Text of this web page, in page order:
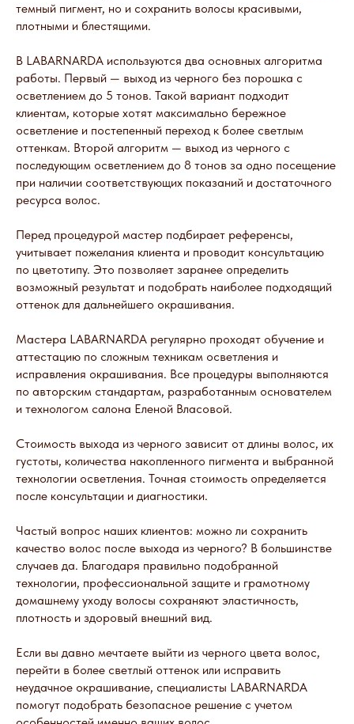
темный пигмент, но и сохранить волосы красивыми,
плотными и блестящими.
В LABARNARDA используются два основных алгоритма
работы. Первый — выход из черного без порошка с
осветлением до 5 тонов. Такой вариант подходит
клиентам, которые хотят максимально бережное
осветление и постепенный переход к более светлым
оттенкам. Второй алгоритм — выход из черного с
последующим осветлением до 8 тонов за одно посещение
при наличии соответствующих показаний и достаточного
ресурса волос.
Перед процедурой мастер подбирает референсы,
учитывает пожелания клиента и проводит консультацию
по цветотипу. Это позволяет заранее определить
возможный результат и подобрать наиболее подходящий
оттенок для дальнейшего окрашивания.
Мастера LABARNARDA регулярно проходят обучение и
аттестацию по сложным техникам осветления и
исправления окрашивания. Все процедуры выполняются
по авторским стандартам, разработанным основателем
и технологом салона Еленой Власовой.
Стоимость выхода из черного зависит от длины волос, их
густоты, количества накопленного пигмента и выбранной
технологии осветления. Точная стоимость определяется
после консультации и диагностики.
Частый вопрос наших клиентов: можно ли сохранить
качество волос после выхода из черного? В большинстве
случаев да. Благодаря правильно подобранной
технологии, профессиональной защите и грамотному
домашнему уходу волосы сохраняют эластичность,
плотность и здоровый внешний вид.
Если вы давно мечтаете выйти из черного цвета волос,
перейти в более светлый оттенок или исправить
неудачное окрашивание, специалисты LABARNARDA
помогут подобрать безопасное решение с учетом